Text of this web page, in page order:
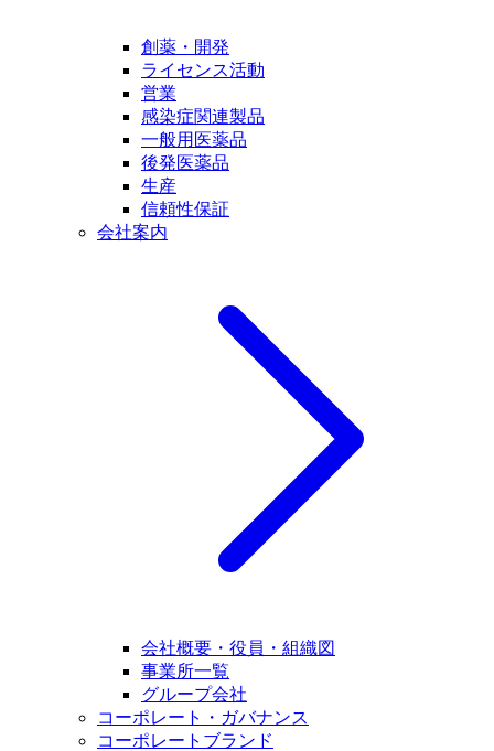
創薬・開発
ライセンス活動
営業
感染症関連製品
一般用医薬品
後発医薬品
生産
信頼性保証
会社案内
会社概要・役員・組織図
事業所一覧
グループ会社
コーポレート・ガバナンス
コーポレートブランド